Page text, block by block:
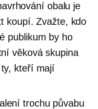
obalu je
koupí. Zvažte, kdo
publikum by ho
věková skupina
kteří mají
trochu půvabu